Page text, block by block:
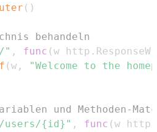
( )
behandeln
" , func (w http .
(w ,
"Welcome to the
und Methoden-
users/{id}" , func (w http